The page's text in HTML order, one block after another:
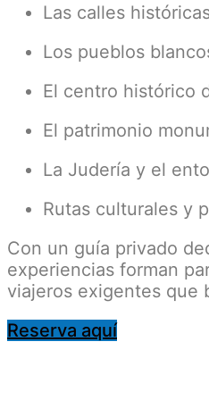
Las calles
Los pueblos
El centro histórico
El patrimonio
La Judería y el
Rutas culturales y
Con un guía privado
experiencias forman
viajeros exigentes que
Reserva aquí